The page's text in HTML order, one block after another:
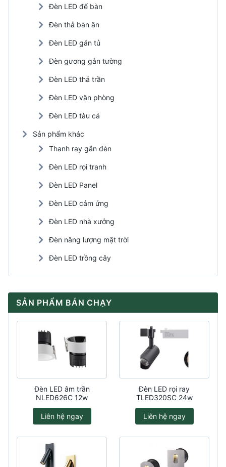
Đèn LED để bàn
Đèn thả bàn ăn
Đèn LED gắn tủ
Đèn gương gắn tường
Đèn LED thả trần
Đèn LED văn phòng
Đèn LED tàu cá
Sản phẩm khác
Thanh ray gắn đèn
Đèn LED rọi tranh
Đèn LED Panel
Đèn LED cảm ứng
Đèn LED nhà xưởng
Đèn năng lượng mặt trời
Đèn LED trồng cây
SẢN PHẨM BÁN CHẠY
Đèn LED âm trần
NLED626C 12w
Liên hệ ngay
Đèn LED rọi ray
TLED320SC 24w
Liên hệ ngay